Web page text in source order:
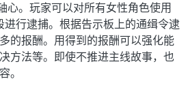
心。玩家可以对所有女性角色使用
进行逮捕。根据告示板上的通缉令逮
的报酬。用得到的报酬可以强化能
方法等。即使不推进主线故事，也
。